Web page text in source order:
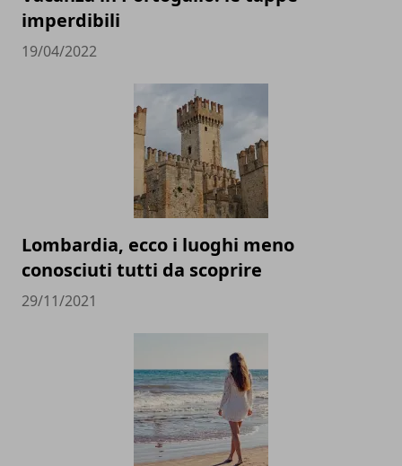
imperdibili
19/04/2022
Lombardia, ecco i luoghi meno
conosciuti tutti da scoprire
29/11/2021